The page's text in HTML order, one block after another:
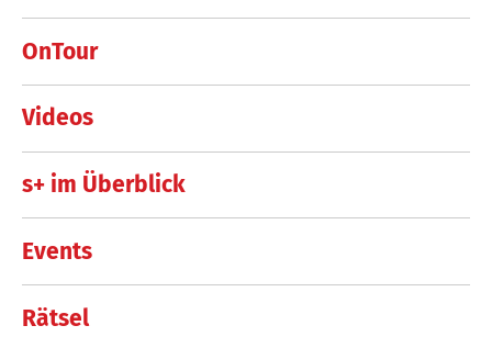
OnTour
Videos
s+ im Überblick
Events
Rätsel